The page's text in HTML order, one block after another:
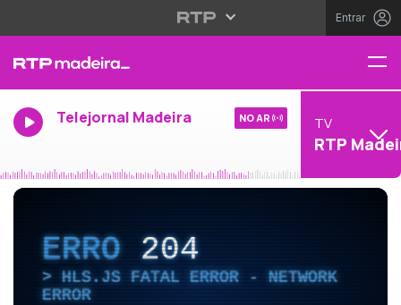
Entrar
Telejornal Madeira NO AR TV
RTP
ERRO204
HLS.JS FATAL ERROR - NETWORK
ERROR